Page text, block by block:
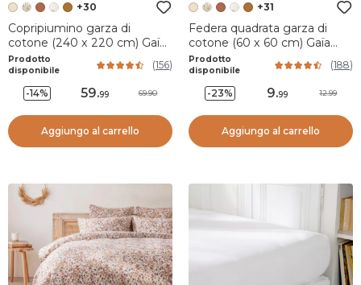
+30
Copripiumino garza di
cotone (240 x 220 cm) Gaïa
Beige pampa
Prodotto
disponibile
(156)
-14% 59.99 69.90
Aggiungo al carrello
+31
Federa quadrata garza di
cotone (60 x 60 cm) Gaïa
Beige pampa
Prodotto
disponibile
(188)
-23% 9.99 12.99
Aggiungo al carrello